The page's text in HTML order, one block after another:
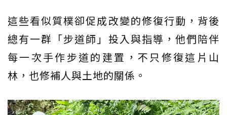
這些看似質樸卻促成改變的修復行動，背後
總有一群「步道師」投入與指導，他們陪伴
每一次手作步道的建置，不只修復這片山
林，也修補人與土地的關係。